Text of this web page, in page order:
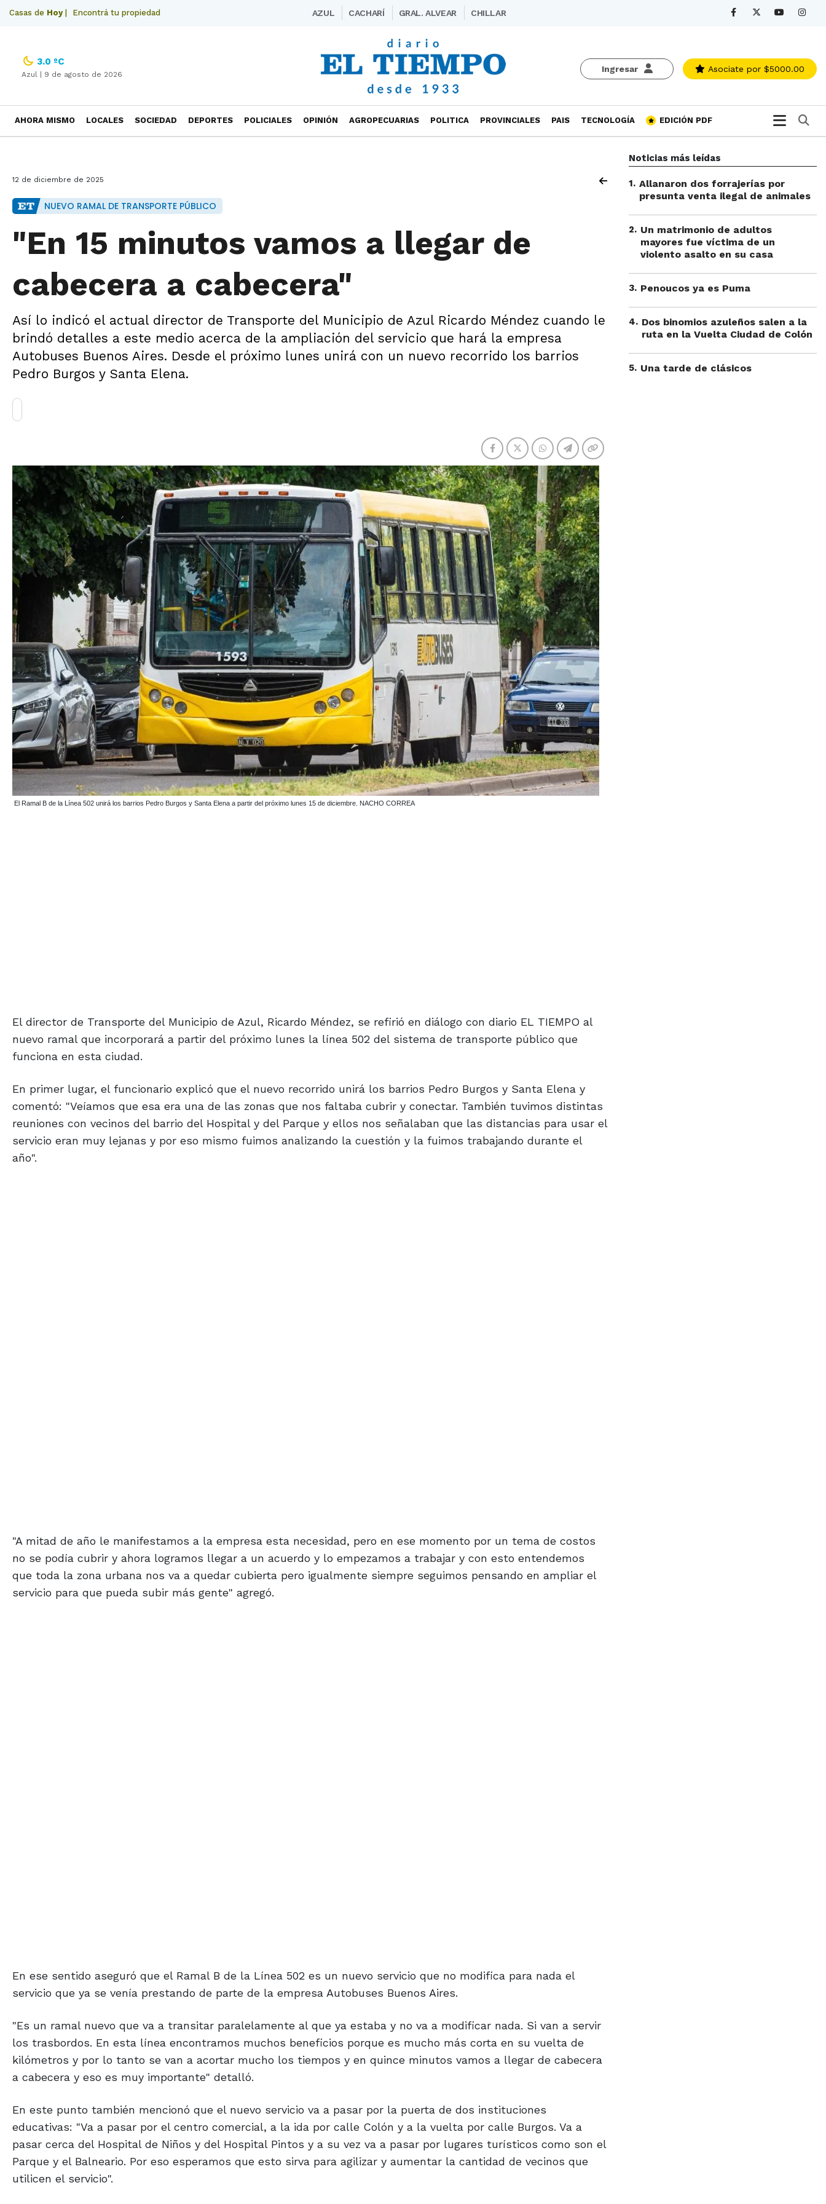
Casas de Hoy| Encontrá tu propiedad AZUL CACHARÍ GRAL. ALVEAR CHILLAR
Ingresar Asociate por $5000.00
3.0 ºC
Azul | 9 de agosto de 2026
AHORA MISMO LOCALES SOCIEDAD DEPORTES POLICIALES OPINIÓN AGROPECUARIAS POLITICA PROVINCIALES PAIS TECNOLOGÍA EDICIÓN PDF
12 de diciembre de 2025
NUEVO RAMAL DE TRANSPORTE PÚBLICO
"En 15 minutos vamos a llegar de
cabecera a cabecera"
Así lo indicó el actual director de Transporte del Municipio de Azul Ricardo Méndez cuando le
brindó detalles a este medio acerca de la ampliación del servicio que hará la empresa
Autobuses Buenos Aires. Desde el próximo lunes unirá con un nuevo recorrido los barrios
Pedro Burgos y Santa Elena.
El Ramal B de la Línea 502 unirá los barrios Pedro Burgos y Santa Elena a partir del próximo lunes 15 de diciembre. NACHO CORREA
El director de Transporte del Municipio de Azul, Ricardo Méndez, se refirió en diálogo con diario EL TIEMPO al
nuevo ramal que incorporará a partir del próximo lunes la línea 502 del sistema de transporte público que
funciona en esta ciudad.
En primer lugar, el funcionario explicó que el nuevo recorrido unirá los barrios Pedro Burgos y Santa Elena y
comentó: "Veíamos que esa era una de las zonas que nos faltaba cubrir y conectar. También tuvimos distintas
reuniones con vecinos del barrio del Hospital y del Parque y ellos nos señalaban que las distancias para usar el
servicio eran muy lejanas y por eso mismo fuimos analizando la cuestión y la fuimos trabajando durante el
año".
"A mitad de año le manifestamos a la empresa esta necesidad, pero en ese momento por un tema de costos
no se podía cubrir y ahora logramos llegar a un acuerdo y lo empezamos a trabajar y con esto entendemos
que toda la zona urbana nos va a quedar cubierta pero igualmente siempre seguimos pensando en ampliar el
servicio para que pueda subir más gente" agregó.
En ese sentido aseguró que el Ramal B de la Línea 502 es un nuevo servicio que no modifica para nada el
servicio que ya se venía prestando de parte de la empresa Autobuses Buenos Aires.
"Es un ramal nuevo que va a transitar paralelamente al que ya estaba y no va a modificar nada. Si van a servir
los trasbordos. En esta línea encontramos muchos beneficios porque es mucho más corta en su vuelta de
kilómetros y por lo tanto se van a acortar mucho los tiempos y en quince minutos vamos a llegar de cabecera
a cabecera y eso es muy importante" detalló.
En este punto también mencionó que el nuevo servicio va a pasar por la puerta de dos instituciones
educativas: "Va a pasar por el centro comercial, a la ida por calle Colón y a la vuelta por calle Burgos. Va a
pasar cerca del Hospital de Niños y del Hospital Pintos y a su vez va a pasar por lugares turísticos como son el
Parque y el Balneario. Por eso esperamos que esto sirva para agilizar y aumentar la cantidad de vecinos que
utilicen el servicio".
Noticias más leídas
1. Allanaron dos forrajerías por
presunta venta ilegal de animales
2. Un matrimonio de adultos
mayores fue víctima de un
violento asalto en su casa
3. Penoucos ya es Puma
4. Dos binomios azuleños salen a la
ruta en la Vuelta Ciudad de Colón
5. Una tarde de clásicos